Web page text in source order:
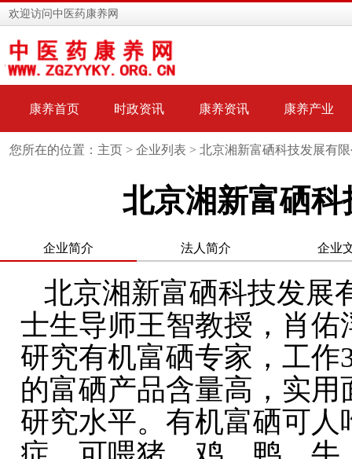
欢迎访问中医药康养网
康养首页 时政资讯 康养资讯 康养产业
您所在的位置：主页 > 企业列表 > 北京湘新富硒科技发展有
北京湘新富硒
企业简介 法人简介 企业
北京湘新富硒科技发展
士生导师王智教授，肖
研究有机富硒专家，工作
的富硒产品含量高，实
研究水平。有机富硒可